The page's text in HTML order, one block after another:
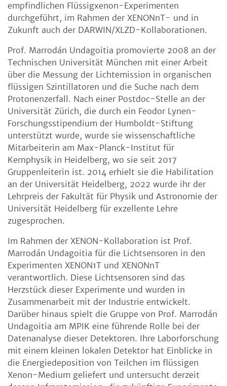
empfindlichen Flüssigxenon-Experimenten
durchgeführt, im Rahmen der XENONnT- und in
Zukunft auch der DARWIN/XLZD-Kollaborationen.
Prof. Marrodán Undagoitia promovierte 2008 an der
Technischen Universität München mit einer Arbeit
über die Messung der Lichtemission in organischen
flüssigen Szintillatoren und die Suche nach dem
Protonenzerfall. Nach einer Postdoc-Stelle an der
Universität Zürich, die durch ein Feodor Lynen-
Forschungsstipendium der Humboldt-Stiftung
unterstützt wurde, wurde sie wissenschaftliche
Mitarbeiterin am Max-Planck-Institut für
Kernphysik in Heidelberg, wo sie seit 2017
Gruppenleiterin ist. 2014 erhielt sie die Habilitation
an der Universität Heidelberg, 2022 wurde ihr der
Lehrpreis der Fakultät für Physik und Astronomie der
Universität Heidelberg für exzellente Lehre
zugesprochen.
Im Rahmen der XENON-Kollaboration ist Prof.
Marrodán Undagoitia für die Lichtsensoren in den
Experimenten XENON1T und XENONnT
verantwortlich. Diese Lichtsensoren sind das
Herzstück dieser Experimente und wurden in
Zusammenarbeit mit der Industrie entwickelt.
Darüber hinaus spielt die Gruppe von Prof. Marrodán
Undagoitia am MPIK eine führende Rolle bei der
Datenanalyse dieser Detektoren. Ihre Laborforschung
mit einem kleinen lokalen Detektor hat Einblicke in
die Energiedeposition von Teilchen im flüssigen
Xenon-Medium geliefert und untersucht derzeit